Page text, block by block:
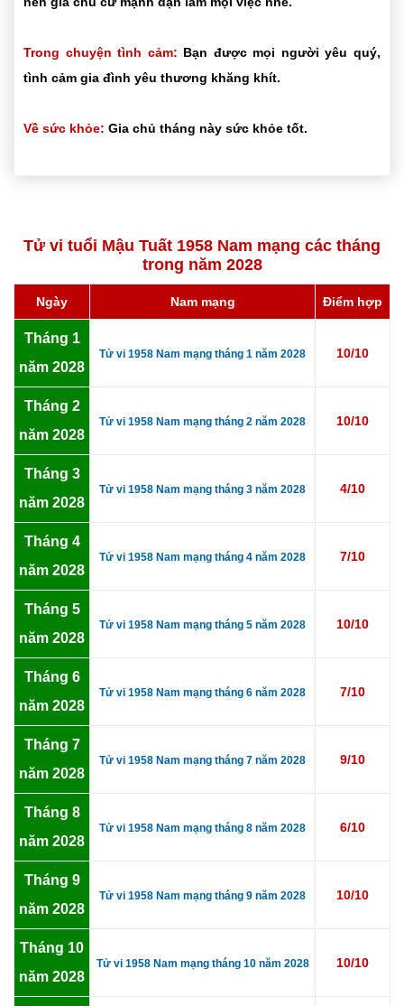
Trong chuyện tình cảm: Bạn được mọi người yêu quý,
tình cảm gia đình yêu thương khăng khít.
Về sức khỏe: Gia chủ tháng này sức khỏe tốt.
Tử vi tuổi Mậu Tuất 1958 Nam mạng các tháng
trong năm 2028
Ngày Nam mạng Điểm hợp
Tháng 1
năm 2028
Tử vi 1958 Nam mạng tháng 1 năm 2028 10/10
Tháng 2
năm 2028
Tử vi 1958 Nam mạng tháng 2 năm 2028 10/10
Tháng 3
năm 2028
Tử vi 1958 Nam mạng tháng 3 năm 2028 4/10
Tháng 4
năm 2028
Tử vi 1958 Nam mạng tháng 4 năm 2028 7/10
Tháng 5
năm 2028
Tử vi 1958 Nam mạng tháng 5 năm 2028 10/10
Tháng 6
năm 2028
Tử vi 1958 Nam mạng tháng 6 năm 2028 7/10
Tháng 7
năm 2028
Tử vi 1958 Nam mạng tháng 7 năm 2028 9/10
Tháng 8
năm 2028
Tử vi 1958 Nam mạng tháng 8 năm 2028 6/10
Tháng 9
năm 2028
Tử vi 1958 Nam mạng tháng 9 năm 2028 10/10
Tháng 10
năm 2028
Tử vi 1958 Nam mạng tháng 10 năm 2028 10/10